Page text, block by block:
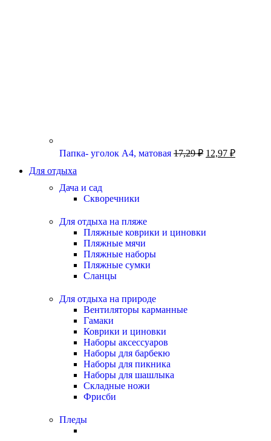
Папка- уголок А4, матовая 17,29₽ 12,97 ₽
Для отдыха
Дача и сад
Скворечники
Для отдыха на пляже
Пляжные коврики и циновки
Пляжные мячи
Пляжные наборы
Пляжные сумки
Сланцы
Для отдыха на природе
Вентиляторы карманные
Гамаки
Коврики и циновки
Наборы аксессуаров
Наборы для барбекю
Наборы для пикника
Наборы для шашлыка
Складные ножи
Фрисби
Пледы